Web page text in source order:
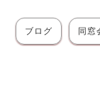
ブログ 同窓